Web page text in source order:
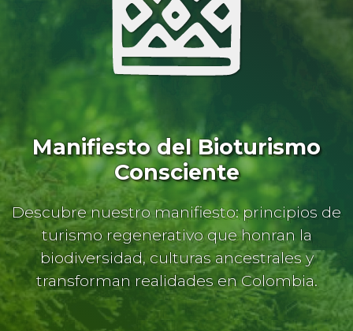
Manifiesto del Bioturismo
Consciente
Descubre nuestro manifiesto: principios de
turismo regenerativo que honran la
biodiversidad, culturas ancestrales y
transforman realidades en Colombia.